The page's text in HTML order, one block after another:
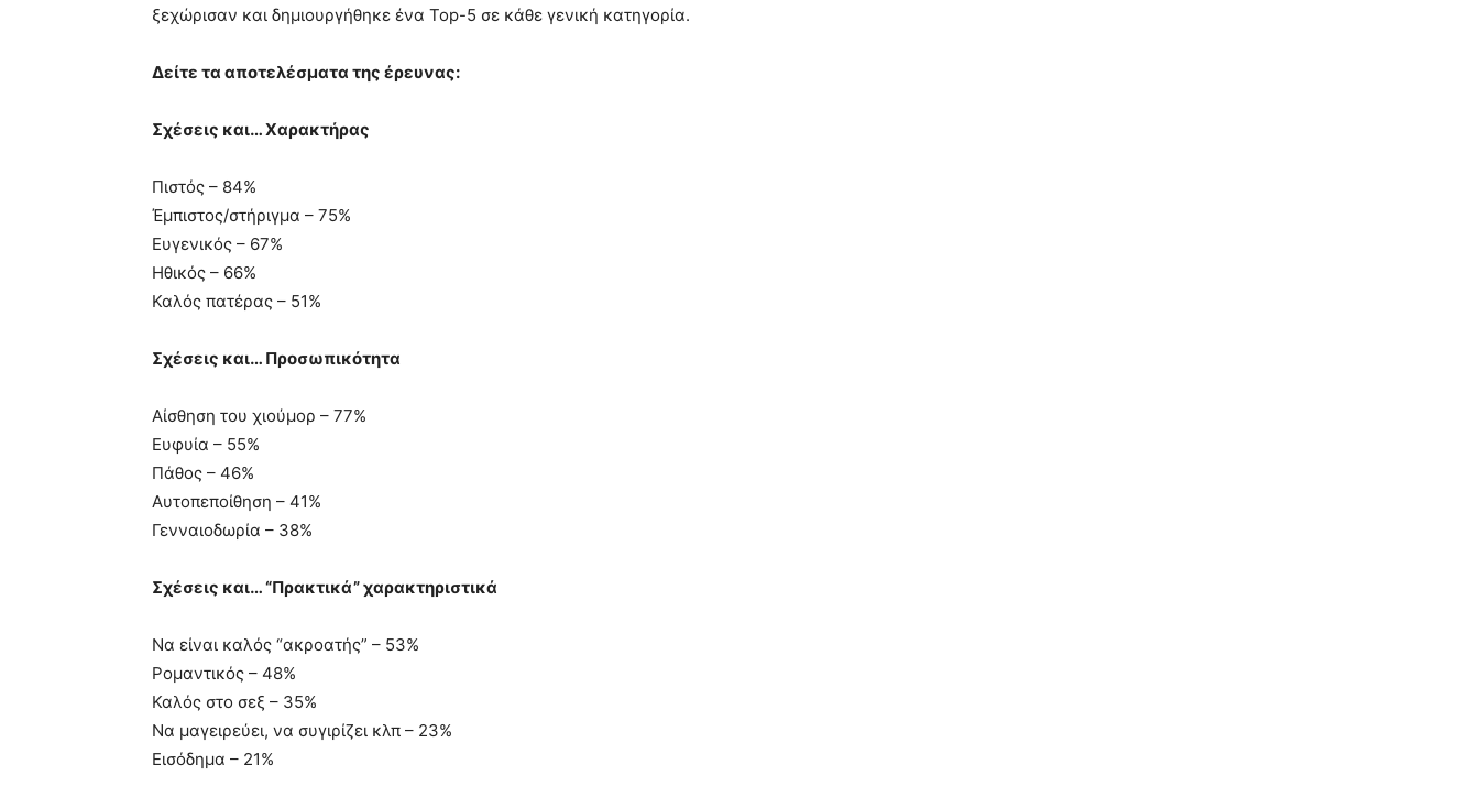
ξεχώρισαν και δημιουργήθηκε ένα Top-5 σε κάθε γενική κατηγορία.
Δείτε τα αποτελέσματα της έρευνας:
Σχέσεις και… Χαρακτήρας
Πιστός – 84%
Έμπιστος/στήριγμα – 75%
Ευγενικός – 67%
Ηθικός – 66%
Καλός πατέρας – 51%
Σχέσεις και… Προσωπικότητα
Αίσθηση του χιούμορ – 77%
Ευφυία – 55%
Πάθος – 46%
Αυτοπεποίθηση – 41%
Γενναιοδωρία – 38%
Σχέσεις και… “Πρακτικά” χαρακτηριστικά
Να είναι καλός “ακροατής” – 53%
Ρομαντικός – 48%
Καλός στο σεξ – 35%
Να μαγειρεύει, να συγιρίζει κλπ – 23%
Εισόδημα – 21%